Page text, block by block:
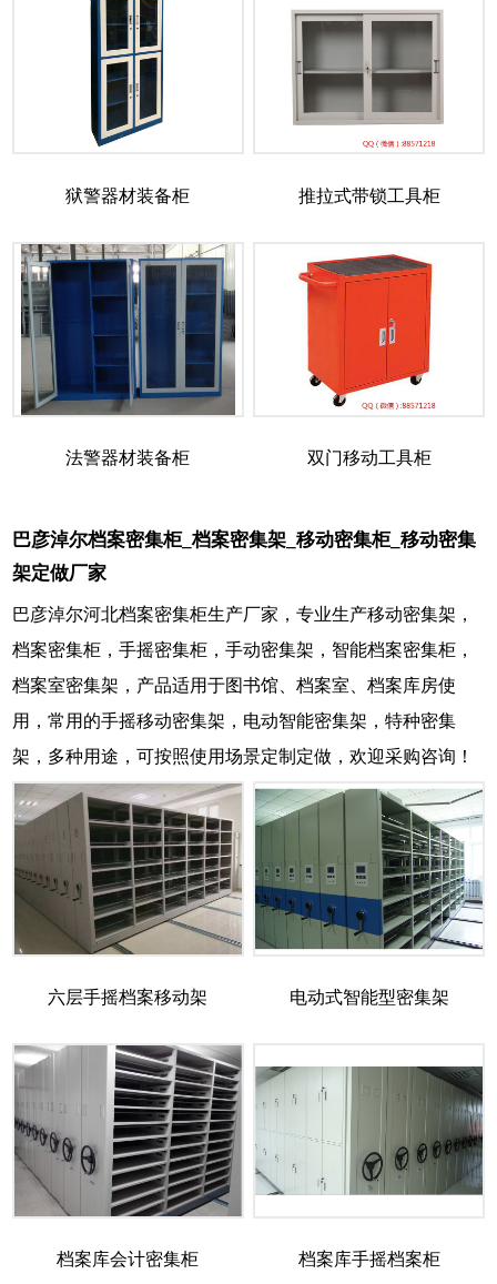
狱警器材装备柜 推拉式带锁工具柜
法警器材装备柜 双门移动工具柜
巴彦淖尔档案密集柜_档案密集架_移动密集柜_移动密集
架定做厂家
巴彦淖尔河北档案密集柜生产厂家，专业生产移动密集架，
档案密集柜，手摇密集柜，手动密集架，智能档案密集柜，
档案室密集架，产品适用于图书馆、档案室、档案库房使
用，常用的手摇移动密集架，电动智能密集架，特种密集
架，多种用途，可按照使用场景定制定做，欢迎采购咨询！
六层手摇档案移动架 电动式智能型密集架
档案库会计密集柜 档案库手摇档案柜